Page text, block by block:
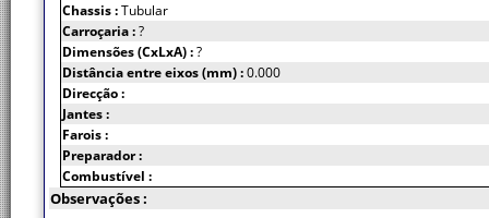
Chassis :Tubular
Carroçaria :?
Dimensões (CxLxA) :?
Distância entre eixos (mm) :0.000
Direcção :
Jantes :
Farois :
Preparador :
Combustível :
Observações :